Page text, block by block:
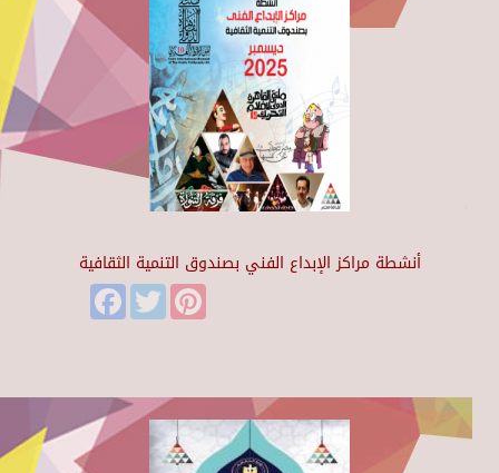
أنشطة مراكز الإبداع الفني بصندوق التنمية الثقافية
FacebookTwitter